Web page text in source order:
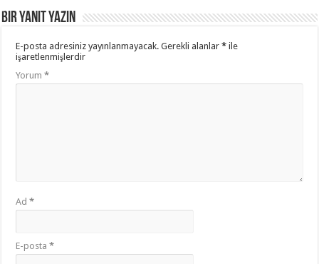
Bir yanıt yazın
E-posta adresiniz yayınlanmayacak. Gerekli alanlar* ile
işaretlenmişlerdir
Yorum*
Ad*
E-posta*